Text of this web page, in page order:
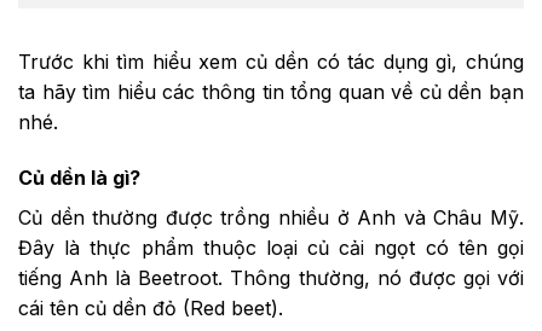
Trước khi tìm hiểu xem củ dền có tác dụng gì, chúng
ta hãy tìm hiểu các thông tin tổng quan về củ dền bạn
nhé.
Củ dền là gì?
Củ dền thường được trồng nhiều ở Anh và Châu Mỹ.
Đây là thực phẩm thuộc loại củ cải ngọt có tên gọi
tiếng Anh là Beetroot. Thông thường, nó được gọi với
cái tên củ dền đỏ (Red beet).